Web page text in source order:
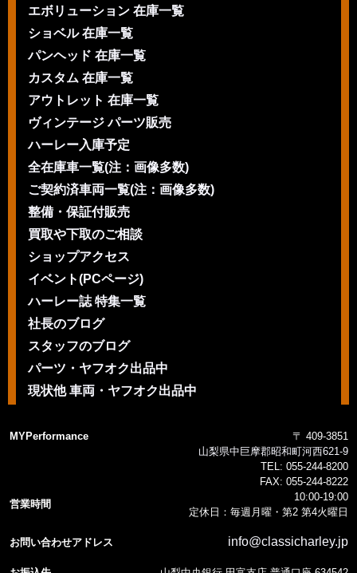
エボリューション 在庫一覧
ショベル 在庫一覧
パンヘッド 在庫一覧
カスタム 在庫一覧
アウトレット 在庫一覧
ヴィンテージ パーツ販売
ハーレー入庫予定
全在庫車一覧(注：画像多数)
ご契約済車両一覧(注：画像多数)
整備・保証付販売
買取や下取のご相談
ショップアクセス
イベント(PCページ)
ハーレー誌 特集一覧
社長のブログ
スタッフのブログ
パーツ・ヤフオク出品中
現状他 車両・ヤフオク出品中
MYPerformance
〒 409-3851
山梨県中巨摩郡昭和町河西621-9
TEL: 055-244-8200
FAX: 055-244-8222
営業時間
10:00-19:00
定休日：毎週月曜・第2 第4火曜日
お問い合わせアドレス info@classicharley.jp